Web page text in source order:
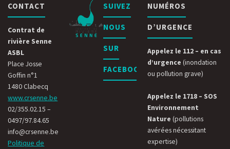
CONTACT
Contrat de
rivière Senne
ASBL
Place Josse
Goffin n°1
1480 Clabecq
www.crsenne.be
02/355.02.15 –
0497/97.84.65
info@crsenne.be
Politique de
SUIVEZ
NOUS
SUR
FACEBOOK
NUMÉROS
D’URGENCE
Appelez le 112 – en cas
d’urgence (inondation
ou pollution grave)
Appelez le 1718 – SOS
Environnement
Nature (pollutions
avérées nécessitant
expertise)